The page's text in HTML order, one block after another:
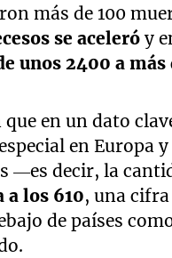
más de 100
se aceleró y
unos 2400 a más
en un dato
en Europa
—es decir, la
a los 610, una
de países